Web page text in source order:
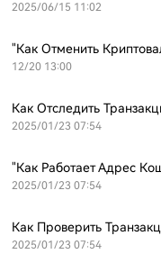
2025/06/15 11:02
"Как Отменить
12/20 13:00
2025/01/23 07:54
"Как Работает Адрес
2025/01/23 07:54
Как Проверить
2025/01/23 07:54